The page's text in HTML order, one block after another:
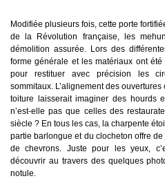
Modifiée plusieurs fois, cette porte
de la Révolution française, les
démolition assurée. Lors des
forme générale et les matériaux ont été
pour restituer avec précision les
sommitaux. L’alignement des
toiture laisserait imaginer des hourds
n’est-elle pas que celles des
siècle ? En tous les cas, la charpente
partie barlongue et du clocheton offre
de chevrons. Juste pour les yeux,
découvrir au travers des quelques
notule.